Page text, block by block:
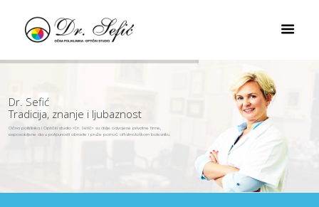
Očna poliklinika i Optički studio «Dr. Sefić» su dvije odvojene privatne firme,
osposobljene da u potpunosti obrade i pruže pomoć oftalmološkom bolesniku.
Dr. Sefić
Tradicija, znanje i ljubaznost